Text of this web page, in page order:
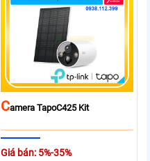
CAmera TapoC425 Kit
Giá bán: 5%-35%